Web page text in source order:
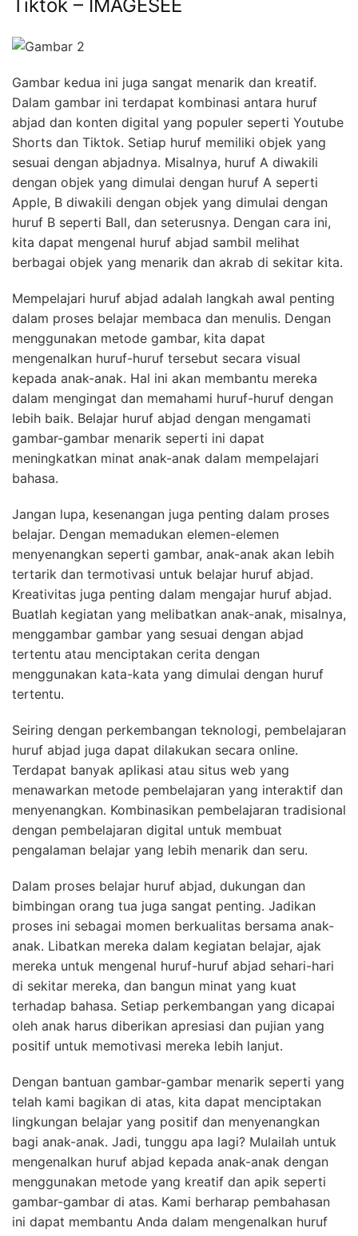
Tiktok – IMAGESEE
Gambar kedua ini juga sangat menarik dan kreatif.
Dalam gambar ini terdapat kombinasi antara huruf
abjad dan konten digital yang populer seperti Youtube
Shorts dan Tiktok. Setiap huruf memiliki objek yang
sesuai dengan abjadnya. Misalnya, huruf A diwakili
dengan objek yang dimulai dengan huruf A seperti
Apple, B diwakili dengan objek yang dimulai dengan
huruf B seperti Ball, dan seterusnya. Dengan cara ini,
kita dapat mengenal huruf abjad sambil melihat
berbagai objek yang menarik dan akrab di sekitar kita.
Mempelajari huruf abjad adalah langkah awal penting
dalam proses belajar membaca dan menulis. Dengan
menggunakan metode gambar, kita dapat
mengenalkan huruf-huruf tersebut secara visual
kepada anak-anak. Hal ini akan membantu mereka
dalam mengingat dan memahami huruf-huruf dengan
lebih baik. Belajar huruf abjad dengan mengamati
gambar-gambar menarik seperti ini dapat
meningkatkan minat anak-anak dalam mempelajari
bahasa.
Jangan lupa, kesenangan juga penting dalam proses
belajar. Dengan memadukan elemen-elemen
menyenangkan seperti gambar, anak-anak akan lebih
tertarik dan termotivasi untuk belajar huruf abjad.
Kreativitas juga penting dalam mengajar huruf abjad.
Buatlah kegiatan yang melibatkan anak-anak, misalnya,
menggambar gambar yang sesuai dengan abjad
tertentu atau menciptakan cerita dengan
menggunakan kata-kata yang dimulai dengan huruf
tertentu.
Seiring dengan perkembangan teknologi, pembelajaran
huruf abjad juga dapat dilakukan secara online.
Terdapat banyak aplikasi atau situs web yang
menawarkan metode pembelajaran yang interaktif dan
menyenangkan. Kombinasikan pembelajaran tradisional
dengan pembelajaran digital untuk membuat
pengalaman belajar yang lebih menarik dan seru.
Dalam proses belajar huruf abjad, dukungan dan
bimbingan orang tua juga sangat penting. Jadikan
proses ini sebagai momen berkualitas bersama anak-
anak. Libatkan mereka dalam kegiatan belajar, ajak
mereka untuk mengenal huruf-huruf abjad sehari-hari
di sekitar mereka, dan bangun minat yang kuat
terhadap bahasa. Setiap perkembangan yang dicapai
oleh anak harus diberikan apresiasi dan pujian yang
positif untuk memotivasi mereka lebih lanjut.
Dengan bantuan gambar-gambar menarik seperti yang
telah kami bagikan di atas, kita dapat menciptakan
lingkungan belajar yang positif dan menyenangkan
bagi anak-anak. Jadi, tunggu apa lagi? Mulailah untuk
mengenalkan huruf abjad kepada anak-anak dengan
menggunakan metode yang kreatif dan apik seperti
gambar-gambar di atas. Kami berharap pembahasan
ini dapat membantu Anda dalam mengenalkan huruf